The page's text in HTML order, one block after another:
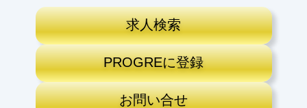
求人検索
PROGREに登録
お問い合せ